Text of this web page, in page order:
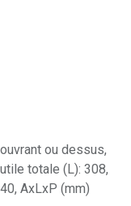
ou dessus,
totale (L): 308,
AxLxP (mm)